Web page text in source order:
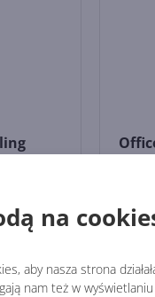
na
aby nasza strona
nam też w